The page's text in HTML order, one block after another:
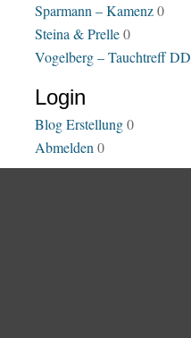
Sparmann – Kamenz0
Steina & Prelle0
Vogelberg – Tauchtreff DD
Login
Blog Erstellung0
Abmelden 0